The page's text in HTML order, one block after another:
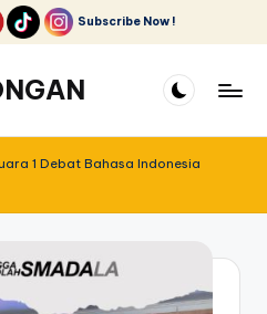
Subscribe Now !
1 Debat Bahasa Indonesia